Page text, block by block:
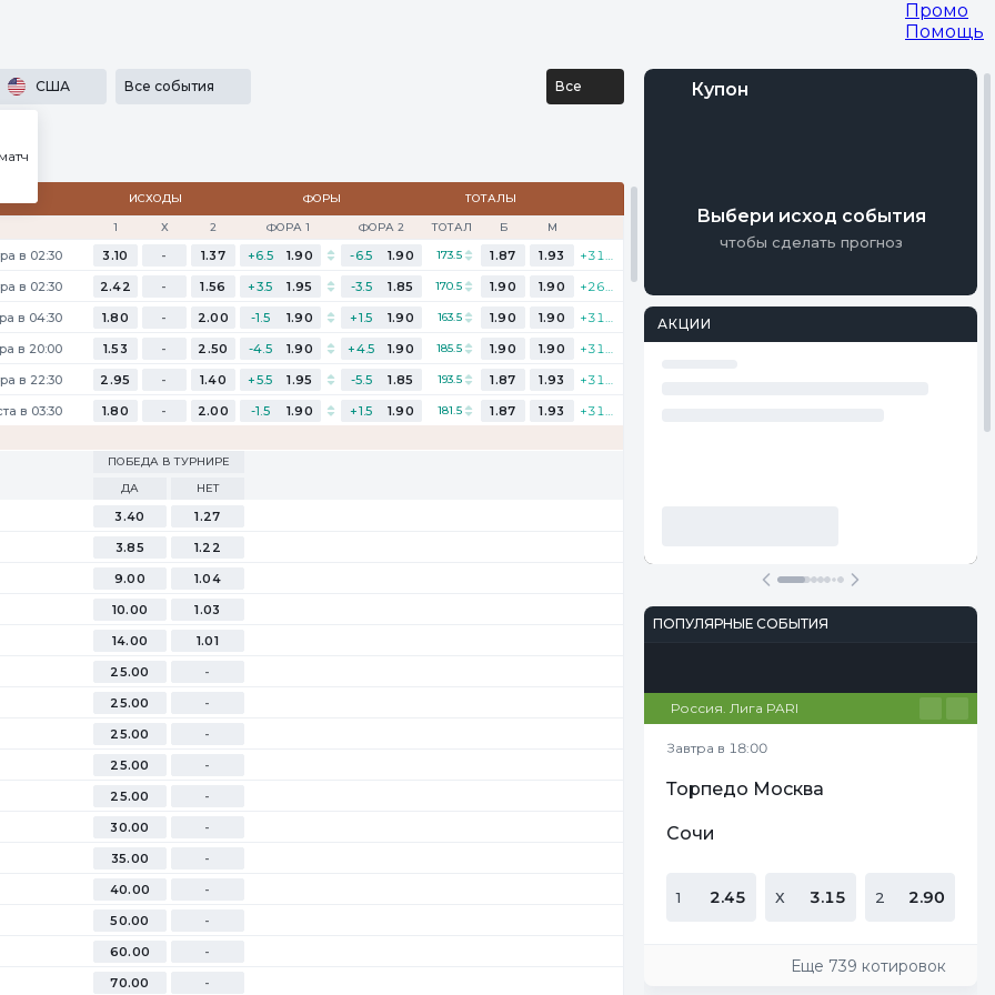
Промо
Помощь
США Все события Все
ИСХОДЫ ФОРЫ
ТОТАЛЫ
1 Х 2 ФОРА 1 ФОРА 2 ТОТАЛ Б М
в 02:30 3.10 - 1.37 +6.5 1.90 -6.5 1.90 173.5 1.87 1.93
в 02:30 2.42 - 1.56 +3.5 1.95 -3.5 1.85 170.5 1.90 1.90
в 04:30 1.80 - 2.00 -1.5 1.90 +1.5 1.90 163.5 1.90 1.90
в 20:00 1.53 - 2.50 -4.5 1.90 +4.5 1.90 185.5 1.90 1.90
в 22:30 2.95 - 1.40 +5.5 1.95 -5.5 1.85 193.5 1.87 1.93
в 03:30 1.80 - 2.00 -1.5 1.90 +1.5 1.90 181.5 1.87 1.93
ПОБЕДА В ТУРНИРЕ
ДА
НЕТ
3.40
1.27
3.85
1.22
9.00
1.04
10.00
1.03
14.00
1.01
25.00
-
25.00
-
25.00
-
25.00
-
25.00
-
30.00
-
35.00
-
40.00
-
50.00
-
60.00
-
70.00 -
Купон
Выбери исход события
чтобы сделать прогноз
АКЦИИ
ПОПУЛЯРНЫЕ СОБЫТИЯ
Россия. Лига PARI
Завтра в 18:00
Торпедо Москва
Сочи
1 2.45 Х 3.15 2 2.90
Еще 739 котировок